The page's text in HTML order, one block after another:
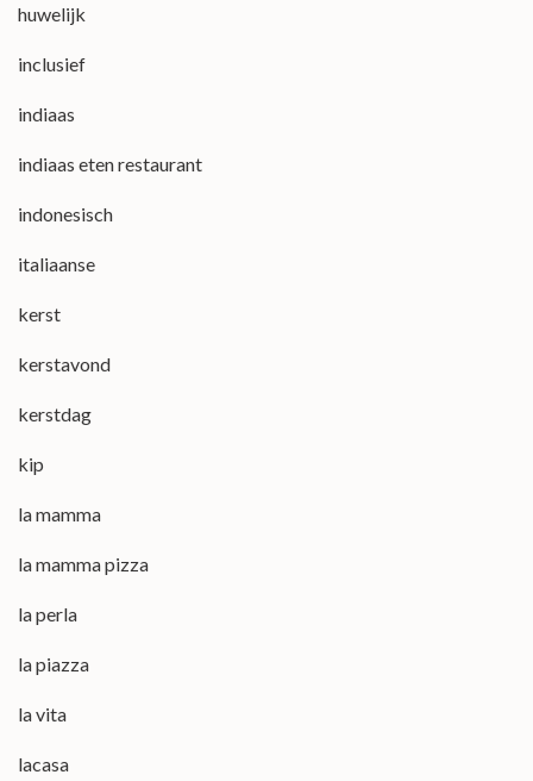
huwelijk
inclusief
indiaas
indiaas eten restaurant
indonesisch
italiaanse
kerst
kerstavond
kerstdag
kip
la mamma
la mamma pizza
la perla
la piazza
la vita
lacasa